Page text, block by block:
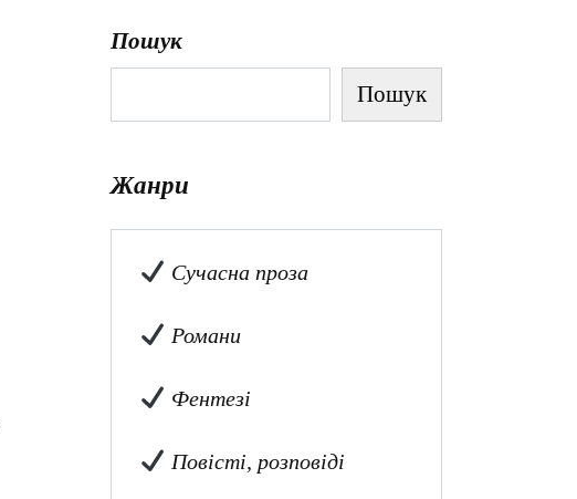
Пошук
Пошук
Жанри
Сучасна проза
Романи
Фентезі
Повісті, розповіді